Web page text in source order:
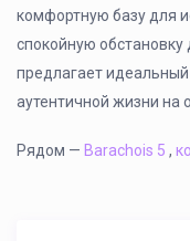
комфортную базу для
спокойную
предлагает
аутентичной жизни на
Рядом — Barachois 5 ,